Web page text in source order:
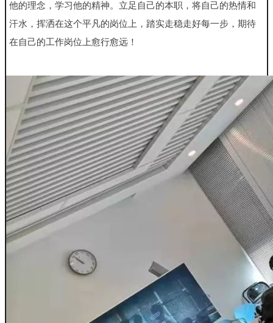
他的理念，学习他的精神。立足自己的本职，将自己的热情和
汗水，挥洒在这个平凡的岗位上，踏实走稳走好每一步，期待
在自己的工作岗位上愈行愈远！